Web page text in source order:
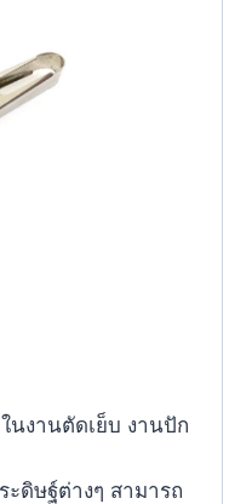
นงานตัดเย็บ งานปัก
ดิษฐ์ต่างๆ สามารถ